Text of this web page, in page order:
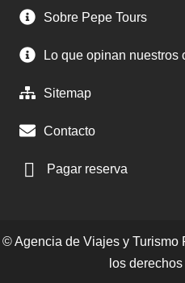
Sobre Pepe Tours
Lo que opinan nuestros
Sitemap
Contacto
Pagar reserva
© Agencia de Viajes y Turismo
los